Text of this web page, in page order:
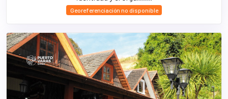
Georeferenciación no disponible